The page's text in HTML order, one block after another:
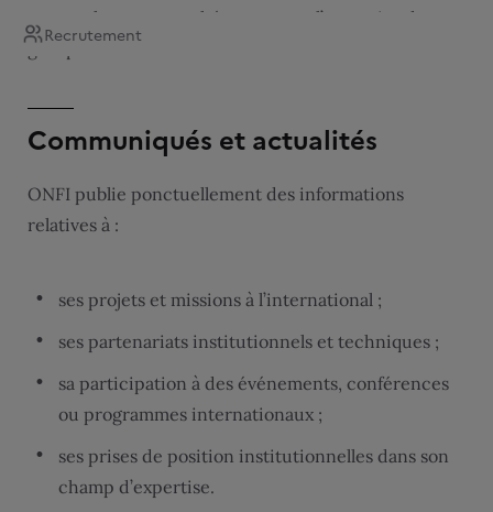
Recrutement
acteurs locaux, en cohérence avec l’expertise du
groupe ONF.
Communiqués et actualités
ONFI publie ponctuellement des informations
relatives à :
ses projets et missions à l’international ;
ses partenariats institutionnels et techniques ;
sa participation à des événements, conférences
ou programmes internationaux ;
ses prises de position institutionnelles dans son
champ d’expertise.